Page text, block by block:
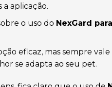
a aplicação.
o uso do NexGard
eficaz, mas sempre
se adapta ao seu pet.